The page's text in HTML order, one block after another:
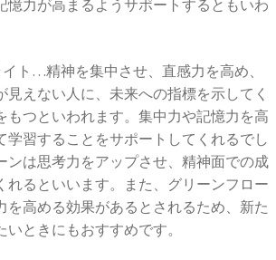
憶力が高まるようサポートするともいわ
ト…精神を集中させ、直感力を高め、
見えない人に、未来への指標を示してく
もつといわれます。集中力や記憶力を高
学習することをサポートしてくれるでし
ンは思考力をアップさせ、精神面での成
れるといいます。また、グリーンフロー
を高める効果があるとされるため、新た
ときにもおすすめです。